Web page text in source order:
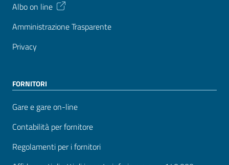
Albo on line
Amministrazione Trasparente
Privacy
FORNITORI
Gare e gare on-line
Contabilità per fornitore
Regolamenti per i fornitori